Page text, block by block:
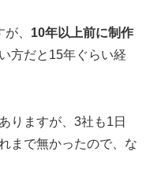
、 10年以上前に制作
方だと15年ぐらい経
りますが、3社も1日
まで無かったので、な